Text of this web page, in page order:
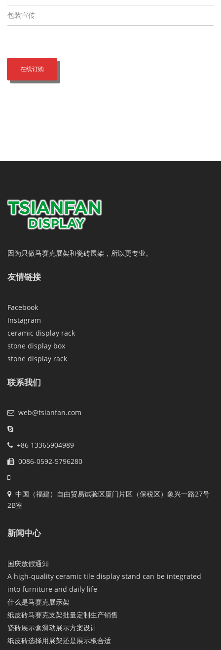
包装宣传
在线订购
因为只做马赛克展架和瓷砖展架，所以更专业。
友情链接
Facebook
Instagram
ceramic display rack
stone display box
stone display rack
联系我们
web@tsianfan.com
+86 13365904989
0086-0592-5796280
中国（福建）自由贸易试验区厦门片区（保税区）象兴一路27号
2B室
新闻中心
国庆放假通知
A high-quality ceramic tile display stand can be integrated
into furniture and daily life
什么是马赛克展示架
纸皮砖马赛克支架批量定制生产销售
瓷砖展示盒滑动展示方案设计
纸皮砖选择用展架还是展示板合适